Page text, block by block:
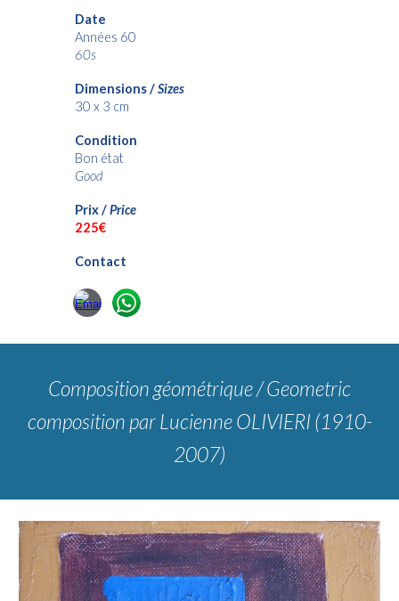
Date
Années 60
60s
Dimensions /Sizes
30 x 3 cm
Condition
Bon état
Good
Prix /Price
225€
Contact
Composition géométrique / Geometric
composition par Lucienne OLIVIERI (1910-
2007)